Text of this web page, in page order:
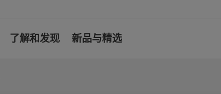
了解和发现 新品与精选